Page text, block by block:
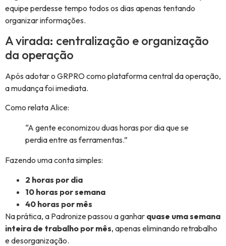
equipe perdesse tempo todos os dias apenas tentando
organizar informações.
A virada: centralização e organização
da operação
Após adotar o GRPRO como plataforma central da operação,
a mudança foi imediata.
Como relata Alice:
“A gente economizou duas horas por dia que se
perdia entre as ferramentas.”
Fazendo uma conta simples:
2 horas por dia
10 horas por semana
40 horas por mês
Na prática, a Padronize passou a ganhar quase uma semana
inteira de trabalho por mês, apenas eliminando retrabalho
e desorganização.